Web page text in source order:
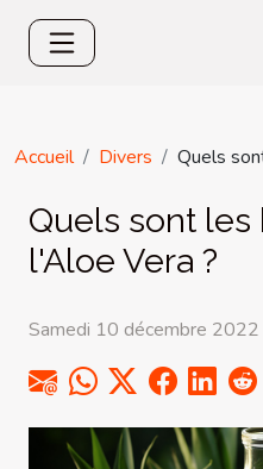
Accueil Divers Quels
Quels sont les
l'Aloe Vera ?
Samedi 10 décembre